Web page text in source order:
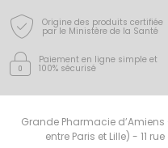
Origine des produits certifiée
par le Ministère de la Santé
Paiement en ligne simple et
100% sécurisé
Grande Pharmacie
entre Paris et Lille) - 11